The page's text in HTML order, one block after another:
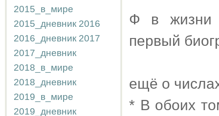
2015_в_мире
2015_дневник 2016
2016_дневник 2017
2017_дневник
2018_в_мире
2018_дневник
2019_в_мире
2019_дневник
Ф в жизни
первый
ещё о
* В обоих